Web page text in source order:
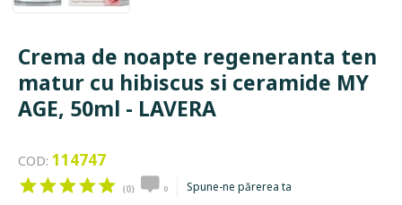
Crema de noapte regeneranta ten
matur cu hibiscus si ceramide MY
AGE, 50ml - LAVERA
COD: 114747
(0) 0 Spune-ne părerea ta